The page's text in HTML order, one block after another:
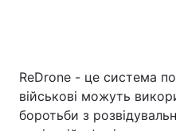
ReDrone - це система
військові можуть
боротьби з